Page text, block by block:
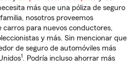
más que una póliza de seguro
nosotros proveemos
carros para nuevos conductores,
y más. Sin mencionar que
de seguro de automóviles más
1. Podría incluso ahorrar más